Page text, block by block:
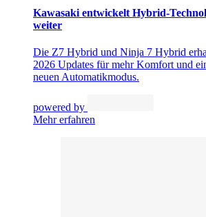
Kawasaki entwickelt Hybrid-
weiter
Die Z7 Hybrid und Ninja 7 Hybrid
2026 Updates für mehr Komfort und
neuen Automatikmodus.
powered by
Mehr erfahren